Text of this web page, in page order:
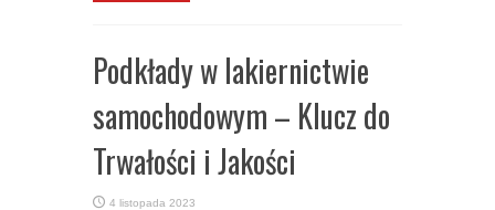
Podkłady w lakiernictwie
samochodowym – Klucz do
Trwałości i Jakości
4 listopada 2023